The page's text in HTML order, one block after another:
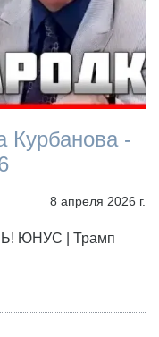
Курбанова -
8 апреля 2026 г.
ЮНУС | Трамп